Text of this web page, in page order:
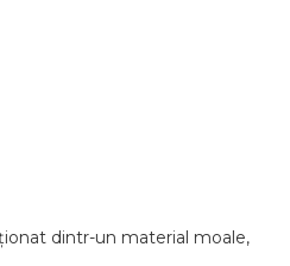
dintr-un material moale,